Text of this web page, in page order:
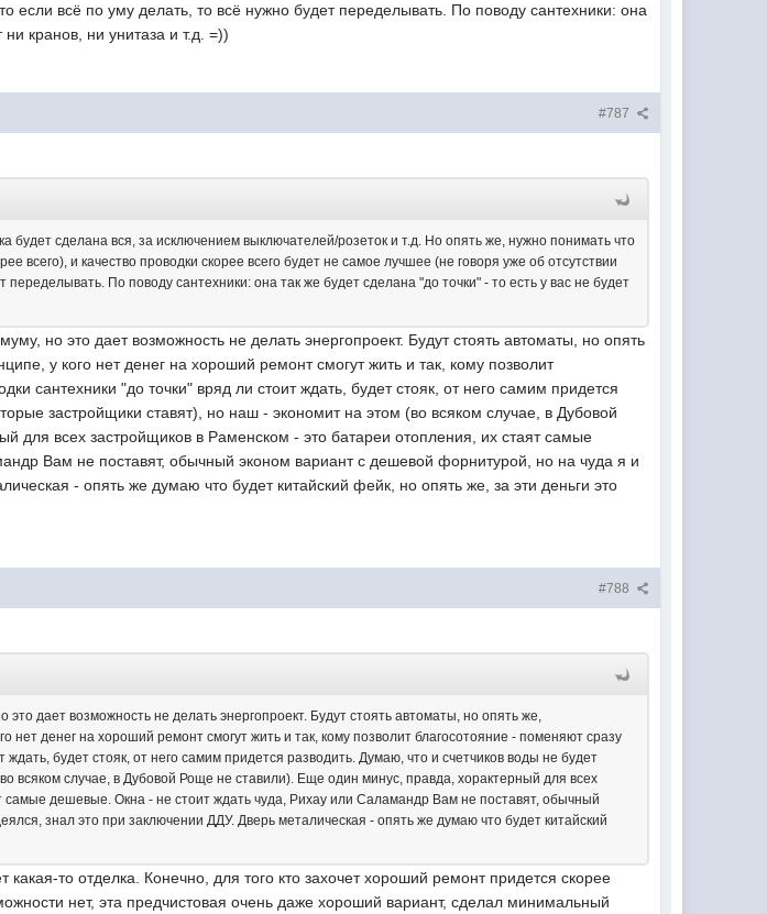
если всё по уму делать, то всё нужно будет переделывать. По поводу сантехники: она
кранов, ни унитаза и т.д. =))
#787
будет сделана вся, за исключением выключателей/розеток и т.д. Но опять же, нужно понимать что
всего), и качество проводки скорее всего будет не самое лучшее (не говоря уже об отсутствии
По поводу сантехники: она так же будет сделана "до точки" - то есть у вас не будет
но это дает возможность не делать энергопроект. Будут стоять автоматы, но опять
у кого нет денег на хороший ремонт смогут жить и так, кому позволит
сантехники "до точки" вряд ли стоит ждать, будет стояк, от него самим придется
застройщики ставят), но наш - экономит на этом (во всяком случае, в Дубовой
для всех застройщиков в Раменском - это батареи отопления, их стаят самые
Вам не поставят, обычный эконом вариант с дешевой форнитурой, но на чуда я и
- опять же думаю что будет китайский фейк, но опять же, за эти деньги это
#788
дает возможность не делать энергопроект. Будут стоять автоматы, но опять же,
нет денег на хороший ремонт смогут жить и так, кому позволит благосотояние - поменяют сразу
будет стояк, от него самим придется разводить. Думаю, что и счетчиков воды не будет
всяком случае, в Дубовой Роще не ставили). Еще один минус, правда, хорактерный для всех
самые дешевые. Окна - не стоит ждать чуда, Рихау или Саламандр Вам не поставят, обычный
знал это при заключении ДДУ. Дверь металическая - опять же думаю что будет китайский
то отделка. Конечно, для того кто захочет хороший ремонт придется скорее
нет, эта предчистовая очень даже хороший вариант, сделал минимальный